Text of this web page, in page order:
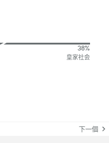
38%
皇家社会
下一個